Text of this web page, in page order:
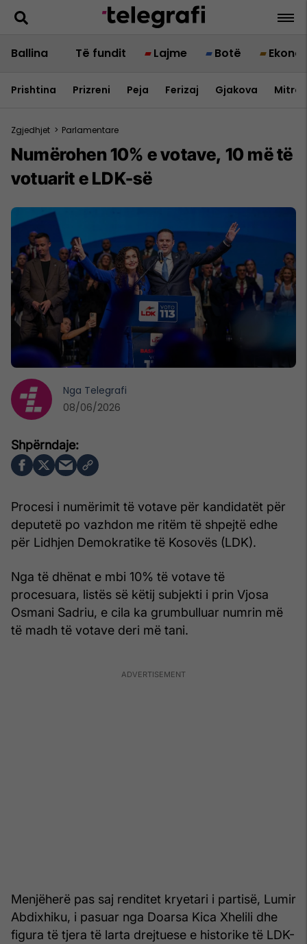
Ballina Të fundit Lajme Botë
Prishtina Prizreni Peja Ferizaj Gjakova
Zgjedhjet > Parlamentare
Numërohen 10% e votave, 10 më të
votuarit e LDK-së
Procesi i numërimit të votave për kandidatët për
deputetë po vazhdon me ritëm të shpejtë edhe
për Lidhjen Demokratike të Kosovës (LDK).
Nga të dhënat e mbi 10% të votave të
procesuara, listës së këtij subjekti i prin Vjosa
Osmani Sadriu, e cila ka grumbulluar numrin më
të madh të votave deri më tani.
Menjëherë pas saj renditet kryetari i partisë, Lumir
Abdixhiku, i pasuar nga Doarsa Kica Xhelili dhe
figura të tjera të larta drejtuese e historike të LDK-
Nga Telegrafi
08/06/2026